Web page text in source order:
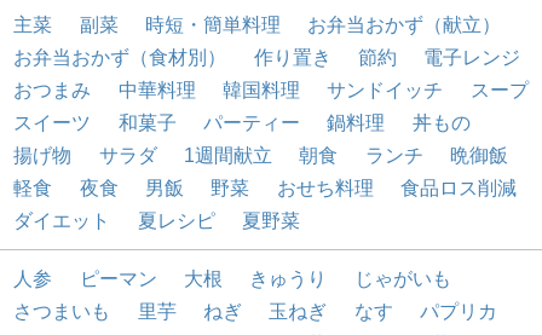
主菜 副菜 時短・簡単料理
お弁当おかず（献立）
お弁当おかず（食材別）
作り置き 節約
電子レンジ
おつまみ
中華料理 韓国料理 サンドイッチ
スープ
スイーツ
和菓子 パーティー 鍋料理
丼もの
揚げ物
サラダ 1週間献立 朝食 ランチ
晩御飯
軽食
夜食 男飯 野菜 おせち料理
食品ロス削減
ダイエット
夏レシピ 夏野菜
人参 ピーマン 大根 きゅうり
じゃがいも
さつまいも
里芋 ねぎ 玉ねぎ なす
パプリカ